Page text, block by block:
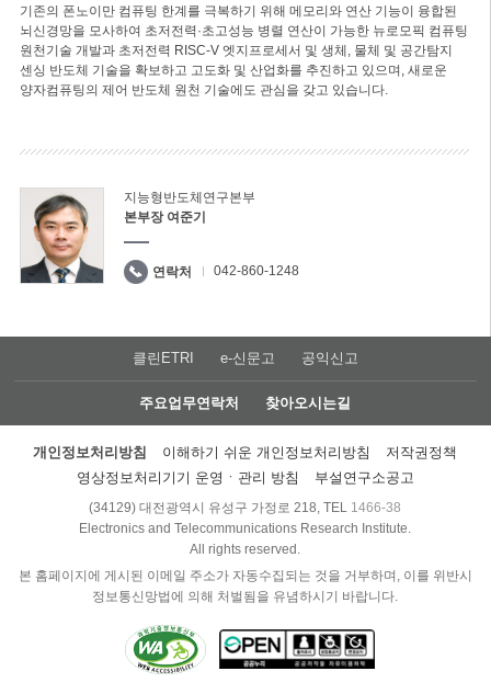
기존의 폰노이만 컴퓨팅 한계를 극복하기 위해 메모리와 연산 기능이 융합된
뇌신경망을 모사하여 초저전력·초고성능 병렬 연산이 가능한 뉴로모픽 컴퓨팅
원천기술 개발과 초저전력 RISC-V 엣지프로세서 및 생체, 물체 및 공간탐지
센싱 반도체 기술을 확보하고 고도화 및 산업화를 추진하고 있으며, 새로운
양자컴퓨팅의 제어 반도체 원천 기술에도 관심을 갖고 있습니다.
지능형반도체연구본부
본부장 여준기
연락처 042-860-1248
클린ETRI e-신문고 공익신고
주요업무연락처 찾아오시는길
개인정보처리방침 이해하기 쉬운 개인정보처리방침
저작권정책
영상정보처리기기 운영ㆍ관리 방침
부설연구소공고
(34129) 대전광역시 유성구 가정로 218, TEL 1466-38
Electronics and Telecommunications Research Institute.
All rights reserved.
본 홈페이지에 게시된 이메일 주소가 자동수집되는 것을 거부하며, 이를 위반시
정보통신망법에 의해 처벌됨을 유념하시기 바랍니다.